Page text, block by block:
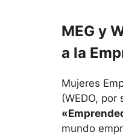
MEG y
a la
Mujeres
(WEDO,
mundo